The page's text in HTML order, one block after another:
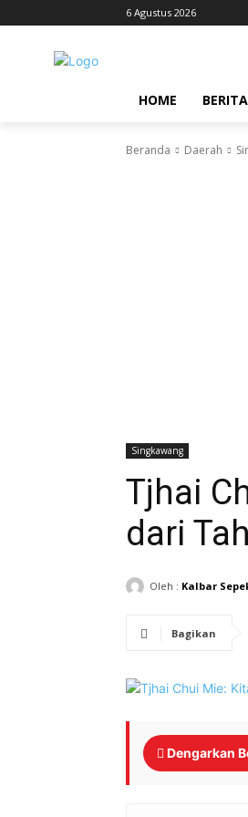
6 Agustus 2026
HOME BERITA
Beranda Daerah
Singkawang
Tjhai
dari
Oleh : Kalbar
Bagikan
Dengarkan